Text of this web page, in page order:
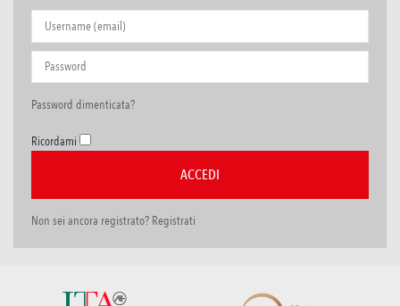
Password dimenticata?
Ricordami
Non sei ancora registrato? Registrati